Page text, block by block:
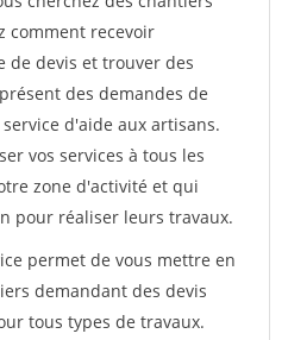
comment recevoir
de devis et trouver des
des demandes de
d'aide aux artisans.
vos services à tous les
zone d'activité et qui
pour réaliser leurs travaux.
permet de vous mettre en
demandant des devis
tous types de travaux.